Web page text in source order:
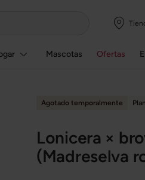
Mascotas Ofertas
Agotado temporalmente
Lonicera ×
(Madreselva